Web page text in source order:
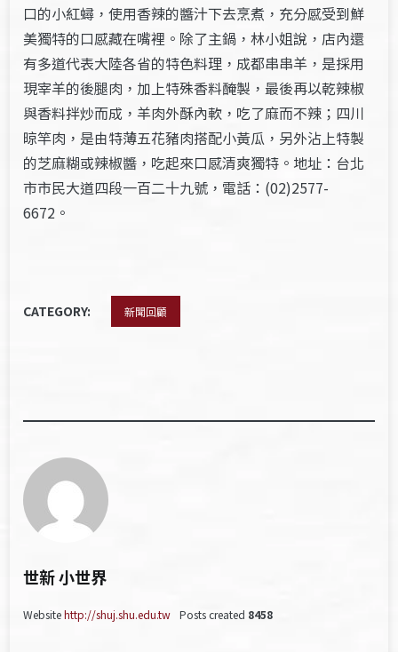
口的小紅蟳，使用香辣的醬汁下去烹煮，充分感受到鮮
美獨特的口感藏在嘴裡。除了主鍋，林小姐說，店內還
有多道代表大陸各省的特色料理，成都串串羊，是採用
現宰羊的後腿肉，加上特殊香料醃製，最後再以乾辣椒
與香料拌炒而成，羊肉外酥內軟，吃了麻而不辣；四川
晾竿肉，是由特薄五花豬肉搭配小黃瓜，另外沾上特製
的芝麻糊或辣椒醬，吃起來口感清爽獨特。地址：台北
市市民大道四段一百二十九號，電話：(02)2577-
6672。
CATEGORY: 新聞回顧
世新 小世界
Websitehttp://shuj.shu.edu.tw Posts created 8458